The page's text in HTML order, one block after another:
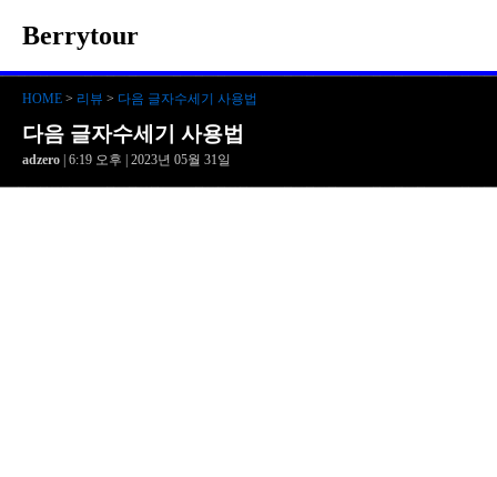
Berrytour
HOME > 리뷰 > 다음 글자수세기 사용법
다음 글자수세기 사용법
adzero | 6:19 오후 | 2023년 05월 31일